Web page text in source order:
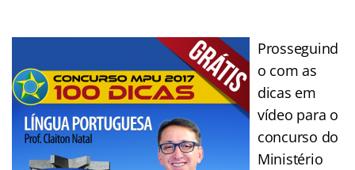
Prosseguind
o com as
dicas em
vídeo para o
concurso do
Ministério